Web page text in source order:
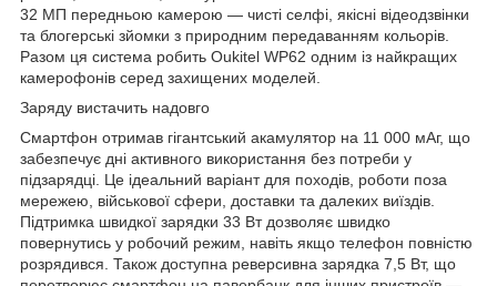
32 МП передньою камерою — чисті селфі, якісні відеодзвінки
та блогерські зйомки з природним передаванням кольорів.
Разом ця система робить Oukitel WP62 одним із найкращих
камерофонів серед захищених моделей.
Заряду вистачить надовго
Смартфон отримав гігантський акамулятор на 11 000 мАг, що
забезпечує дні активного використання без потреби у
підзарядці. Це ідеальний варіант для походів, роботи поза
мережею, військової сфери, доставки та далеких виїздів.
Підтримка швидкої зарядки 33 Вт дозволяє швидко
повернутись у робочий режим, навіть якщо телефон повністю
розрядився. Також доступна реверсивна зарядка 7,5 Вт, що